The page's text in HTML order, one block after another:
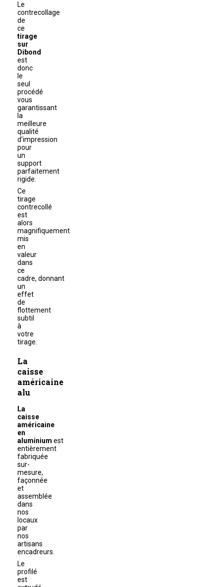
Le
contrecollage
de
ce
tirage
sur
Dibond
est
donc
le
seul
procédé
vous
garantissant
la
meilleure
qualité
d'impression
pour
un
support
parfaitement
rigide.
Ce
tirage
contrecollé
est
alors
magnifiquement
mis
en
valeur
dans
ce
cadre, donnant
un
effet
de
flottement
subtil
à
votre
tirage.
La
caisse
américaine
alu
La
caisse
américaine
en
aluminium est
entièrement
fabriquée
sur-
mesure,
façonnée
et
assemblée
dans
nos
locaux
par
nos
artisans
encadreurs.
Le
profilé
est